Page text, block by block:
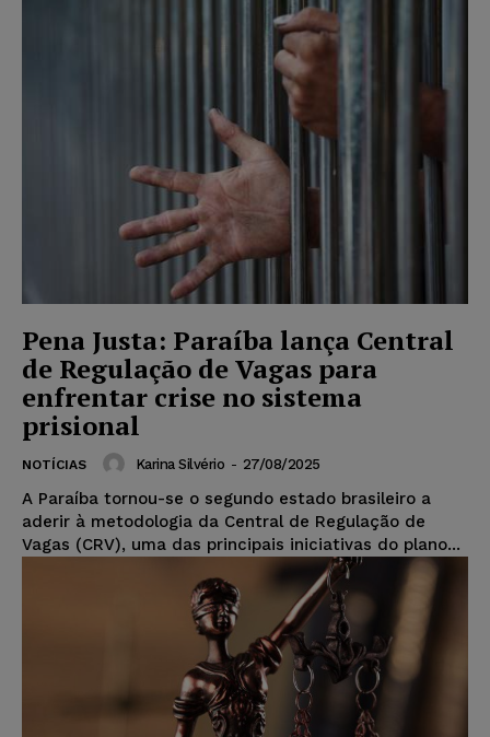
Pena Justa: Paraíba lança Central
de Regulação de Vagas para
enfrentar crise no sistema
prisional
NOTÍCIAS Karina Silvério - 27/08/2025
A Paraíba tornou-se o segundo estado brasileiro a
aderir à metodologia da Central de Regulação de
Vagas (CRV), uma das principais iniciativas do plano...